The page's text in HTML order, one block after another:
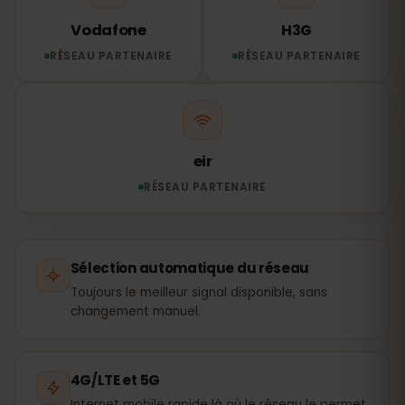
Vodafone
RÉSEAU PARTENAIRE
H3G
RÉSEAU PARTENAIRE
eir
RÉSEAU PARTENAIRE
Sélection automatique du réseau
Toujours le meilleur signal disponible, sans
changement manuel.
4G/LTE et 5G